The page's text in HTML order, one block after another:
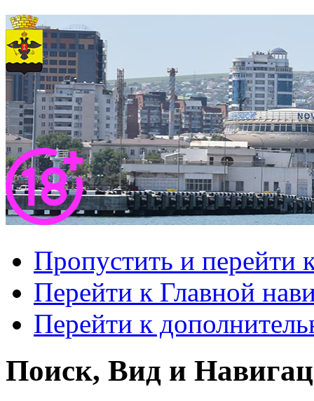
Пропустить и перейти
Перейти к Главной
Перейти к
Поиск, Вид и